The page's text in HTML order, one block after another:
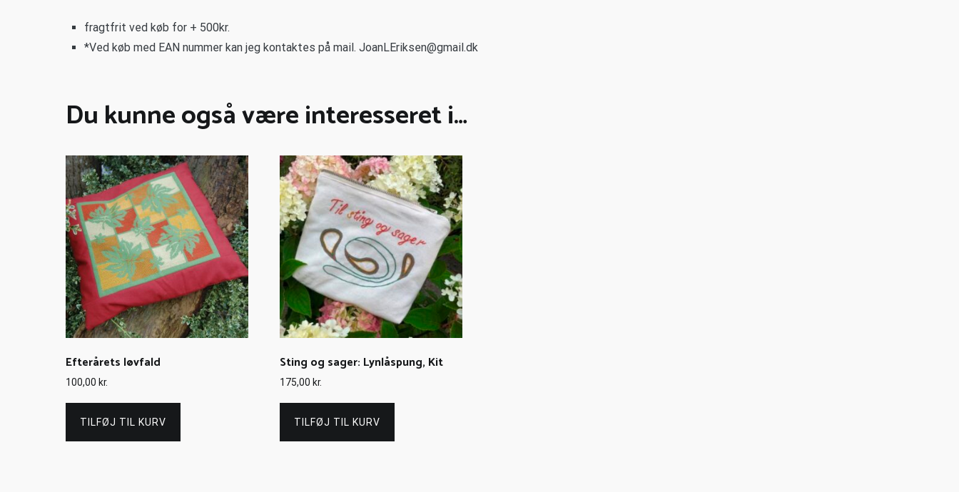
fragtfrit ved køb for + 500kr.
*Ved køb med EAN nummer kan jeg kontaktes på mail. JoanLEriksen@gmail.dk
Du kunne også være interesseret i…
Efterårets løvfald
100,00 kr.
TILFØJ TIL KURV
Sting og sager: Lynlåspung, Kit
175,00 kr.
TILFØJ TIL KURV